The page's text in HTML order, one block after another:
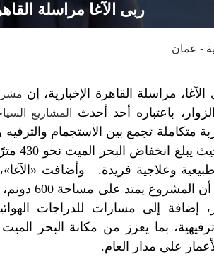
ربى الآغا مراسلة
- عمان
مراسلة القاهرة الإخبارية، إن
باعتباره أحد أحدث المشاريع
متكاملة تجمع بين الاستجمام
وعلاجية فريدة. وأضافت
الإخبارية،
متر، إضافة إلى مسارات للدراجات
بما يعزز من مكانة البحر
على مدار العام.